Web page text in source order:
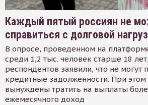
Каждый пятый россиян не
справиться с долговой
В опросе, проведенном на
среди 1,2 тыс. человек старше 18
респондентов заявили, что не могут
кредитные задолженности. При
вынуждены тратить на выплаты
ежемесячного доход